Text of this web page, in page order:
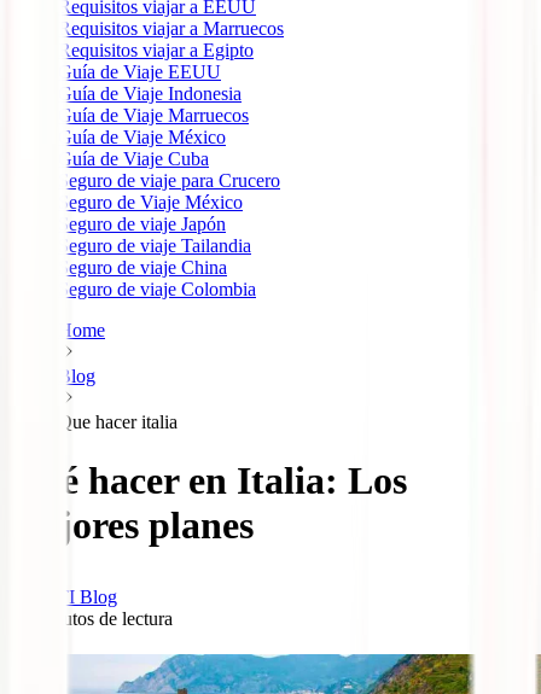
Requisitos viajar a EEUU
Requisitos viajar a Marruecos
Requisitos viajar a Egipto
Guía de Viaje EEUU
Guía de Viaje Indonesia
Guía de Viaje Marruecos
Guía de Viaje México
Guía de Viaje Cuba
Seguro de viaje para Crucero
Seguro de Viaje México
Seguro de viaje Japón
Seguro de viaje Tailandia
Seguro de viaje China
Seguro de viaje Colombia
Home
Blog
Que hacer italia
Qué hacer en Italia: Los
mejores planes
IATI Blog
minutos de lectura